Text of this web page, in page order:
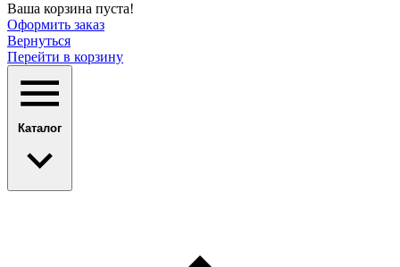
Ваша корзина пуста!
Оформить заказ
Вернуться
Перейти в корзину
Каталог